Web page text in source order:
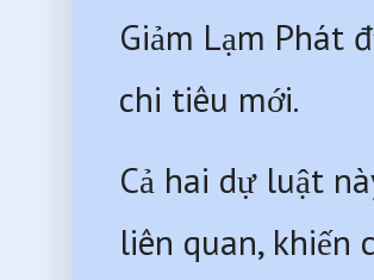
Giảm Lạm Phát
chi tiêu mới.
Cả hai dự luật
liên quan, khiến